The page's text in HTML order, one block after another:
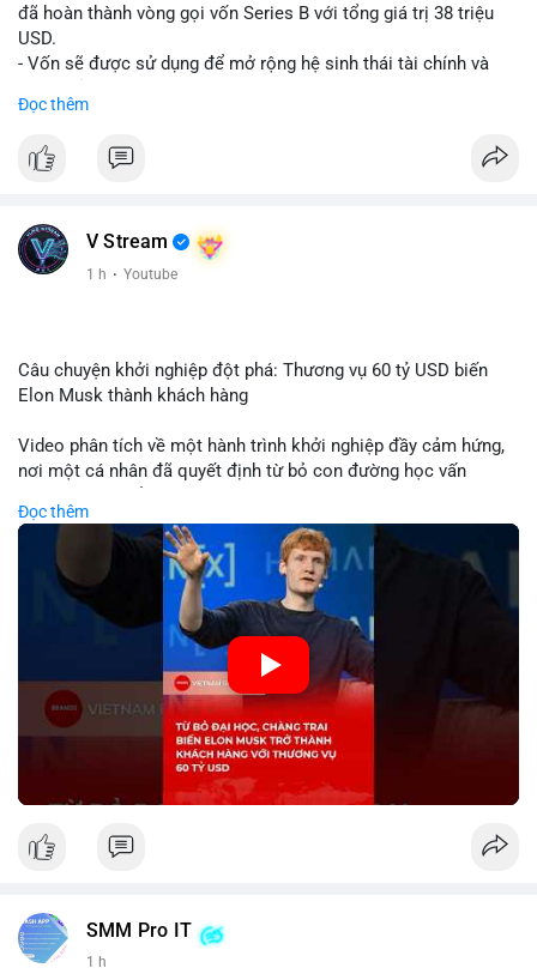
đã hoàn thành vòng gọi vốn Series B với tổng giá trị 38 triệu
USD.
- Vốn sẽ được sử dụng để mở rộng hệ sinh thái tài chính và
- Mục tiêu là tăng tốc độ przyjęcie của token yen-pegged JPYC
- Đây là bước tiến quan trọng trong việc phát triển stablecoin
$jpyc
📰 Nguồn: Cointelegraph
Đọc thêm
V Stream
1 h · Youtube
Câu chuyện khởi nghiệp đột phá: Thương vụ 60 tỷ USD biến
Elon Musk thành khách hàng
Video phân tích về một hành trình khởi nghiệp đầy cảm hứng,
nơi một cá nhân đã quyết định từ bỏ con đường học vấn
dội với thương vụ trị giá 60 tỷ USD không chỉ khẳng định tầm
nhìn chiến lược của nhà sáng lập mà còn cho thấy sức mạnh
của sự đổi mới trong nền kinh tế hiện đại. Sự kiện này đặc biệt
gây chú ý khi biến tỷ phú Elon Musk trở thành một khách hàng
quan trọng, minh chứng cho khả năng xoay chuyển cục diện
kinh doanh của các startup đầy tiềm năng.
🎥 Xem video trực tiếp tại:
Nguồn: KIEN THUC KINH TE
Đọc thêm
SMM Pro IT
1 h